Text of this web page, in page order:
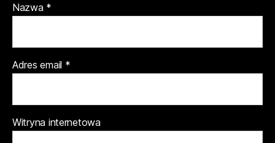
Nazwa *
Adres email *
Witryna internetowa